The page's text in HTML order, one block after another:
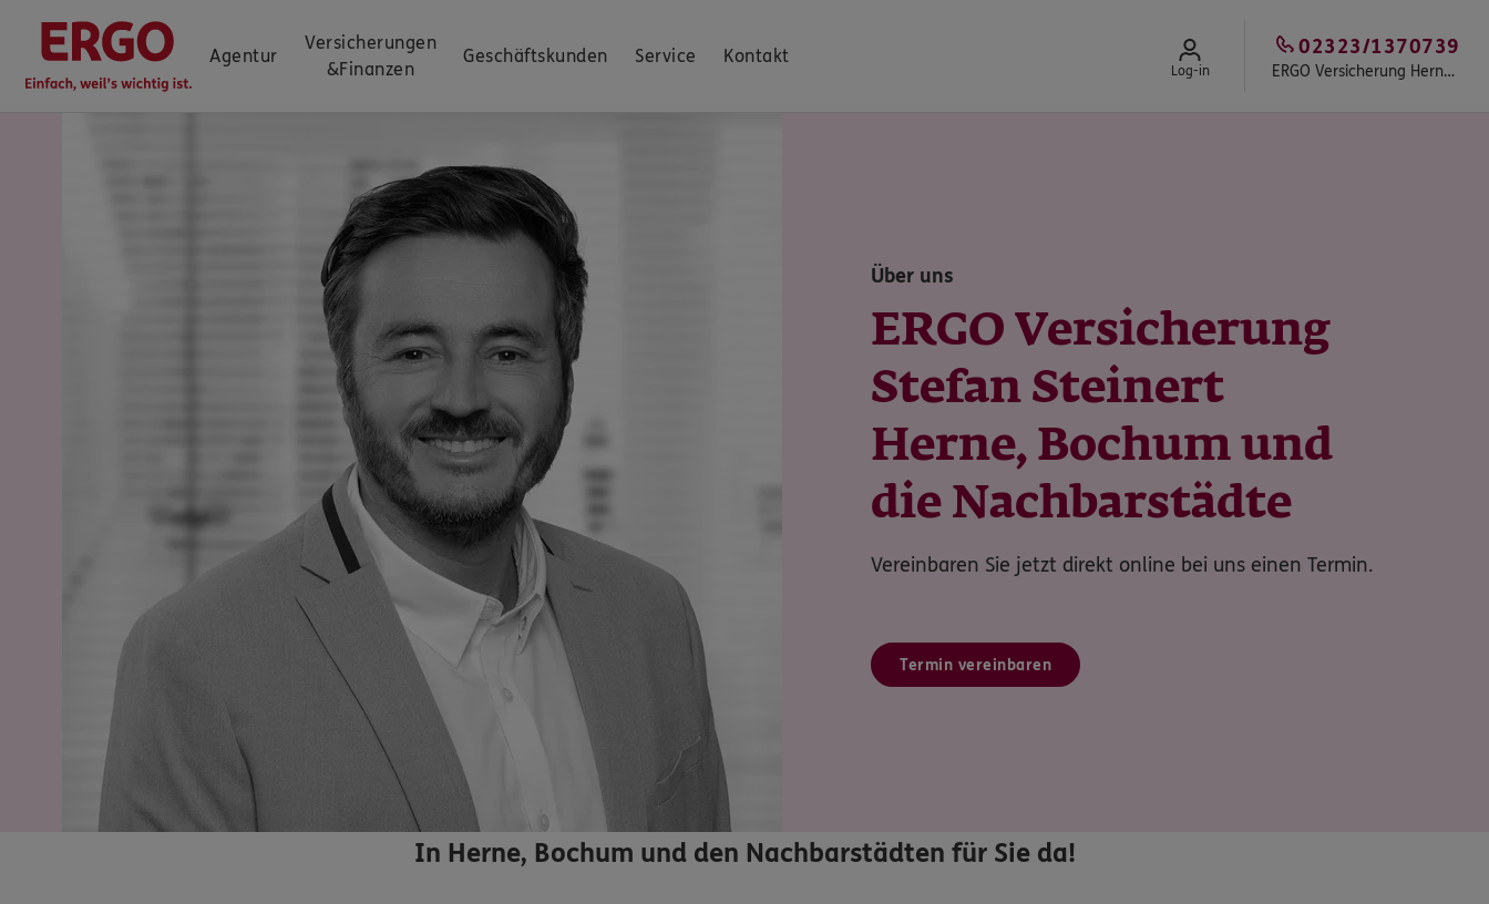
Agentur
Versicherungen
&Finanzen
Geschäftskunden Service Kontakt
Log-in ERGO Versicherung Herne - Stefan Steinert
02323/1370739
Über uns
ERGO Versicherung
Stefan Steinert
Herne, Bochum und
die Nachbarstädte
Vereinbaren Sie jetzt direkt online bei uns einen Termin.
Termin vereinbaren
In Herne, Bochum und den Nachbarstädten für Sie da!